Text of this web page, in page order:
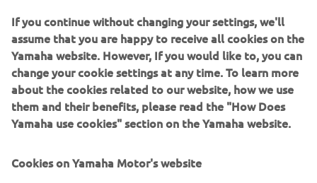
MEHR YAMAHA
SUPPORT
NEWSLETTER
Sonderveranstaltungen, Neuerscheinungen und vielem mehr.
If you continue without changing your settings, we'll
assume that you are happy to receive all cookies on the
Yamaha website. However, If you would like to, you can
change your cookie settings at any time. To learn more
about the cookies related to our website, how we use
them and their benefits, please read the "How Does
Yamaha use cookies" section on the Yamaha website.
Cookies on Yamaha Motor's website